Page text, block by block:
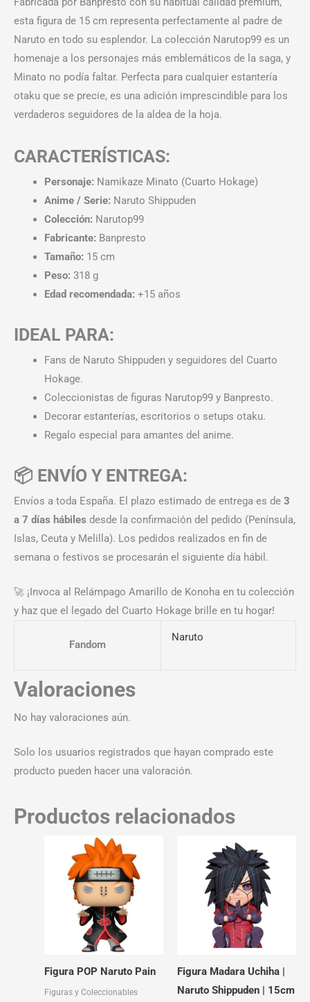
esta figura de 15 cm representa perfectamente al padre de
Naruto en todo su esplendor. La colección Narutop99 es un
homenaje a los personajes más emblemáticos de la saga, y
Minato no podía faltar. Perfecta para cualquier estantería
otaku que se precie, es una adición imprescindible para los
verdaderos seguidores de la aldea de la hoja.
CARACTERÍSTICAS:
Personaje: Namikaze Minato (Cuarto Hokage)
Anime / Serie: Naruto Shippuden
Colección: Narutop99
Fabricante: Banpresto
Tamaño: 15 cm
Peso: 318 g
Edad recomendada: +15 años
IDEAL PARA:
Fans de Naruto Shippuden y seguidores del Cuarto
Hokage.
Coleccionistas de figuras Narutop99 y Banpresto.
Decorar estanterías, escritorios o setups otaku.
Regalo especial para amantes del anime.
📦 ENVÍO Y ENTREGA:
Envíos a toda España. El plazo estimado de entrega es de 3
a 7 días hábiles desde la confirmación del pedido (Península,
Islas, Ceuta y Melilla). Los pedidos realizados en fin de
semana o festivos se procesarán el siguiente día hábil.
🚀 ¡Invoca al Relámpago Amarillo de Konoha en tu colección
y haz que el legado del Cuarto Hokage brille en tu hogar!
Fandom
Naruto
Valoraciones
No hay valoraciones aún.
Solo los usuarios registrados que hayan comprado este
producto pueden hacer una valoración.
Productos relacionados
Figura POP Naruto Pain
Figuras y Coleccionables
Figura Madara Uchiha |
Naruto Shippuden | 15cm